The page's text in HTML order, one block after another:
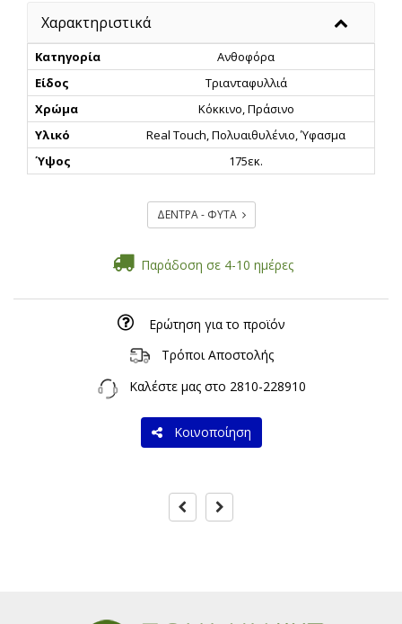
Χαρακτηριστικά
Κατηγορία
Ανθοφόρα
Είδος
Τριανταφυλλιά
Χρώμα
Κόκκινο, Πράσινο
Υλικό
Real Touch, Πολυαιθυλένιο, Ύφασμα
Ύψος
175εκ.
ΔΕΝΤΡΑ - ΦΥΤΑ
Παράδοση σε 4-10 ημέρες
Ερώτηση για το προϊόν
Τρόποι Αποστολής
Καλέστε μας στο 2810-228910
Κοινοποίηση